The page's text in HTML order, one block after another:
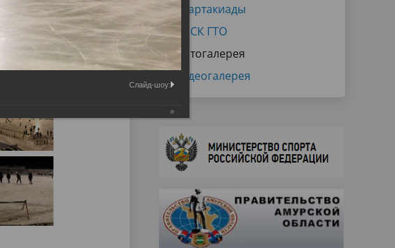
Спартакиады
ВФСК ГТО
Фотогалерея
Видеогалерея
Слайд-шоу: